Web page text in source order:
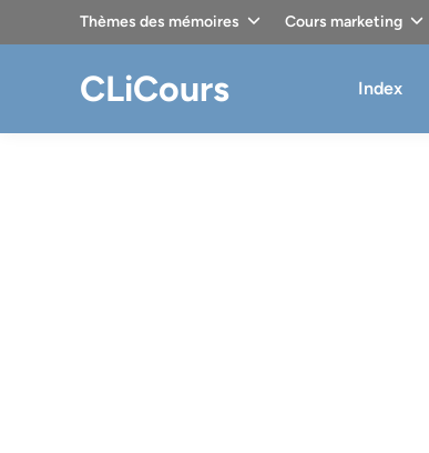
Thèmes des mémoires Cours marketing
CLiCours Index